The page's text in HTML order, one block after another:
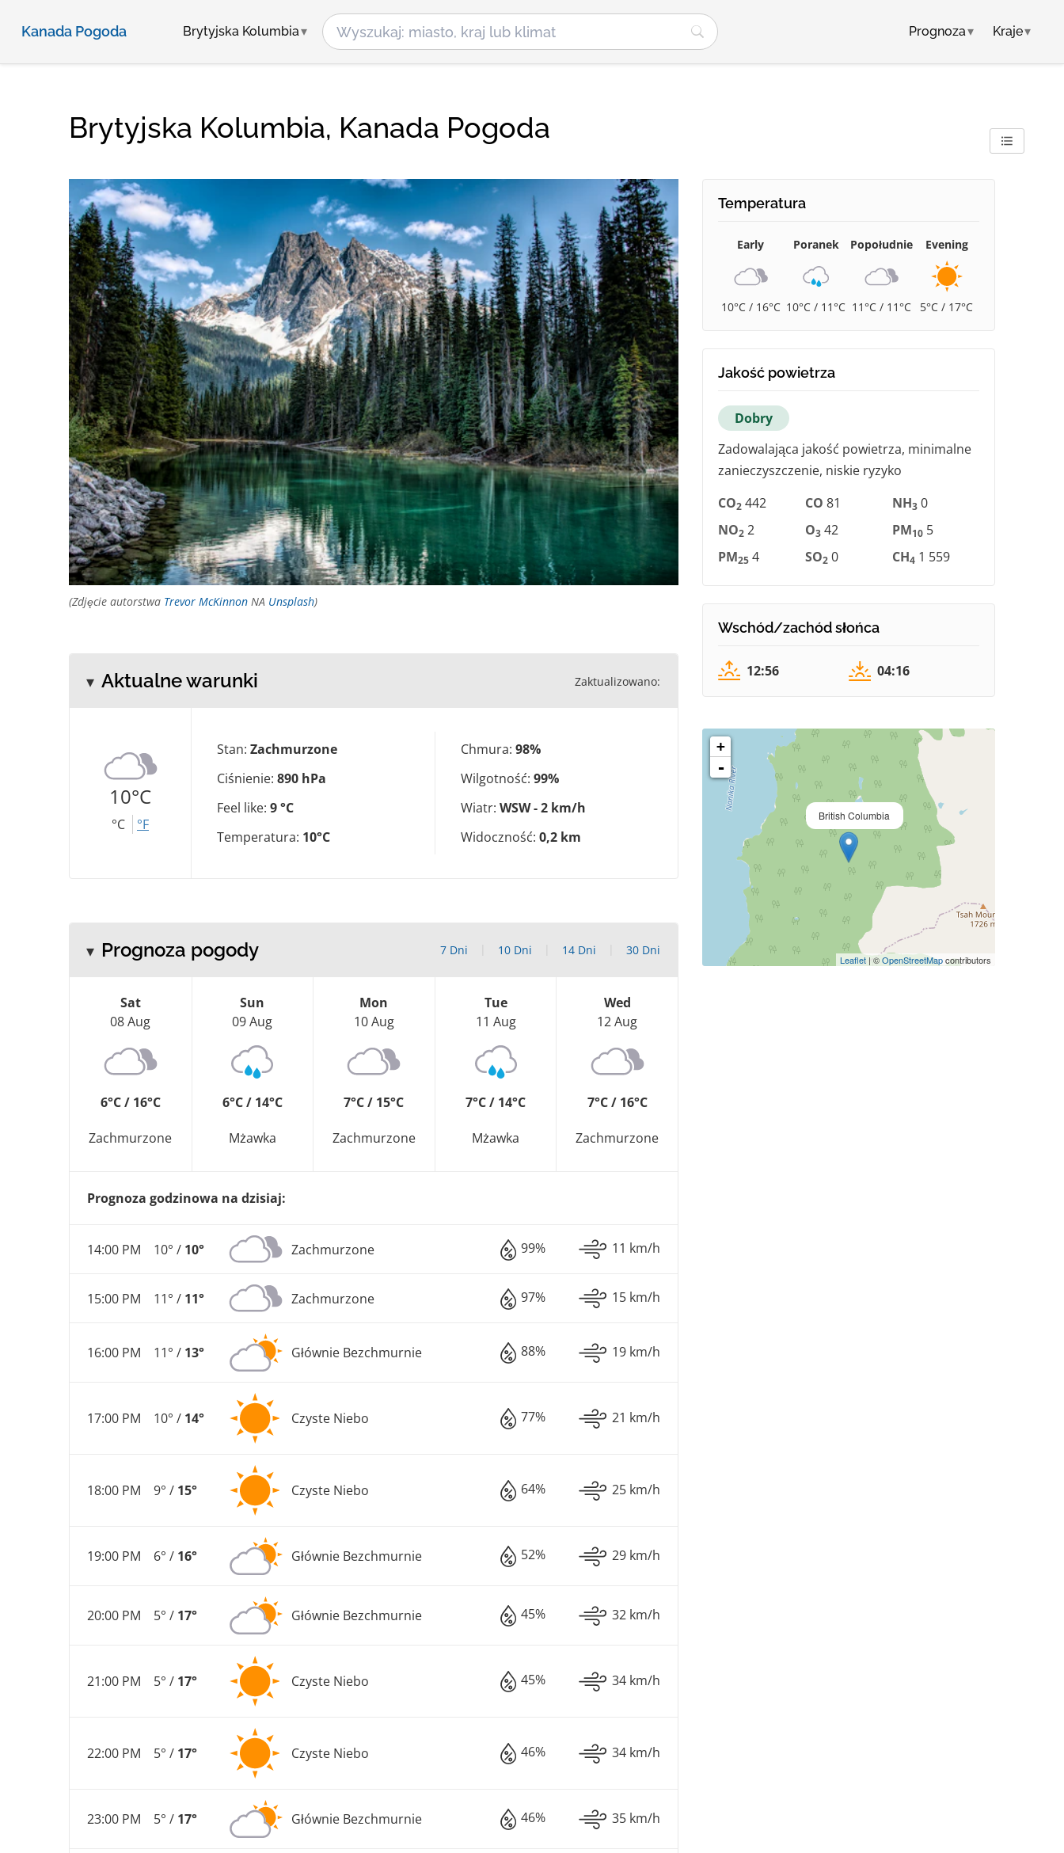
Kanada Pogoda Brytyjska Kolumbia Prognoza▾ Kraje▾
Brytyjska Kolumbia, Kanada Pogoda
(Zdjęcie autorstwa Trevor McKinnon NA Unsplash)
Aktualne warunki Zaktualizowano:
10°C
°C °F
Stan: Zachmurzone
Ciśnienie: 890 hPa
Feel like: 9 °C
Temperatura: 10°C
Chmura: 98%
Wilgotność: 99%
Wiatr: WSW - 2 km/h
Widoczność: 0,2 km
Prognoza pogody 7 Dni 10 Dni 14 Dni 30 Dni
Sat
08 Aug
6°C / 16°C
Zachmurzone
Sun
09 Aug
6°C / 14°C
Mżawka
Mon
10 Aug
7°C / 15°C
Zachmurzone
Tue
11 Aug
7°C / 14°C
Mżawka
Wed
12 Aug
7°C / 16°C
Zachmurzone
Prognoza godzinowa na dzisiaj:
14:00 PM 10° / 10° Zachmurzone 99% 11 km/h
15:00 PM 11° / 11° Zachmurzone 97% 15 km/h
16:00 PM 11° / 13° Głównie Bezchmurnie 88% 19 km/h
17:00 PM 10° / 14° Czyste Niebo 77% 21 km/h
18:00 PM 9° / 15° Czyste Niebo 64% 25 km/h
19:00 PM 6° / 16° Głównie Bezchmurnie 52% 29 km/h
20:00 PM 5° / 17° Głównie Bezchmurnie 45% 32 km/h
21:00 PM 5° / 17° Czyste Niebo 45% 34 km/h
22:00 PM 5° / 17° Czyste Niebo 46% 34 km/h
23:00 PM 5° / 17° Głównie Bezchmurnie 46% 35 km/h
Temperatura
Early
10°C / 16°C
Poranek
10°C / 11°C
Popołudnie
11°C / 11°C
Evening
5°C / 17°C
Jakość powietrza
Dobry
Zadowalająca jakość powietrza, minimalne
zanieczyszczenie, niskie ryzyko
CO2 442 CO 81 NH3 0
NO2 2 O3 42 PM10 5
PM25 4 SO2 0 CH4 1 559
Wschód/zachód słońca
12:56 04:16
British Columbia
+
-
Leaflet | ©OpenStreetMapcontributors